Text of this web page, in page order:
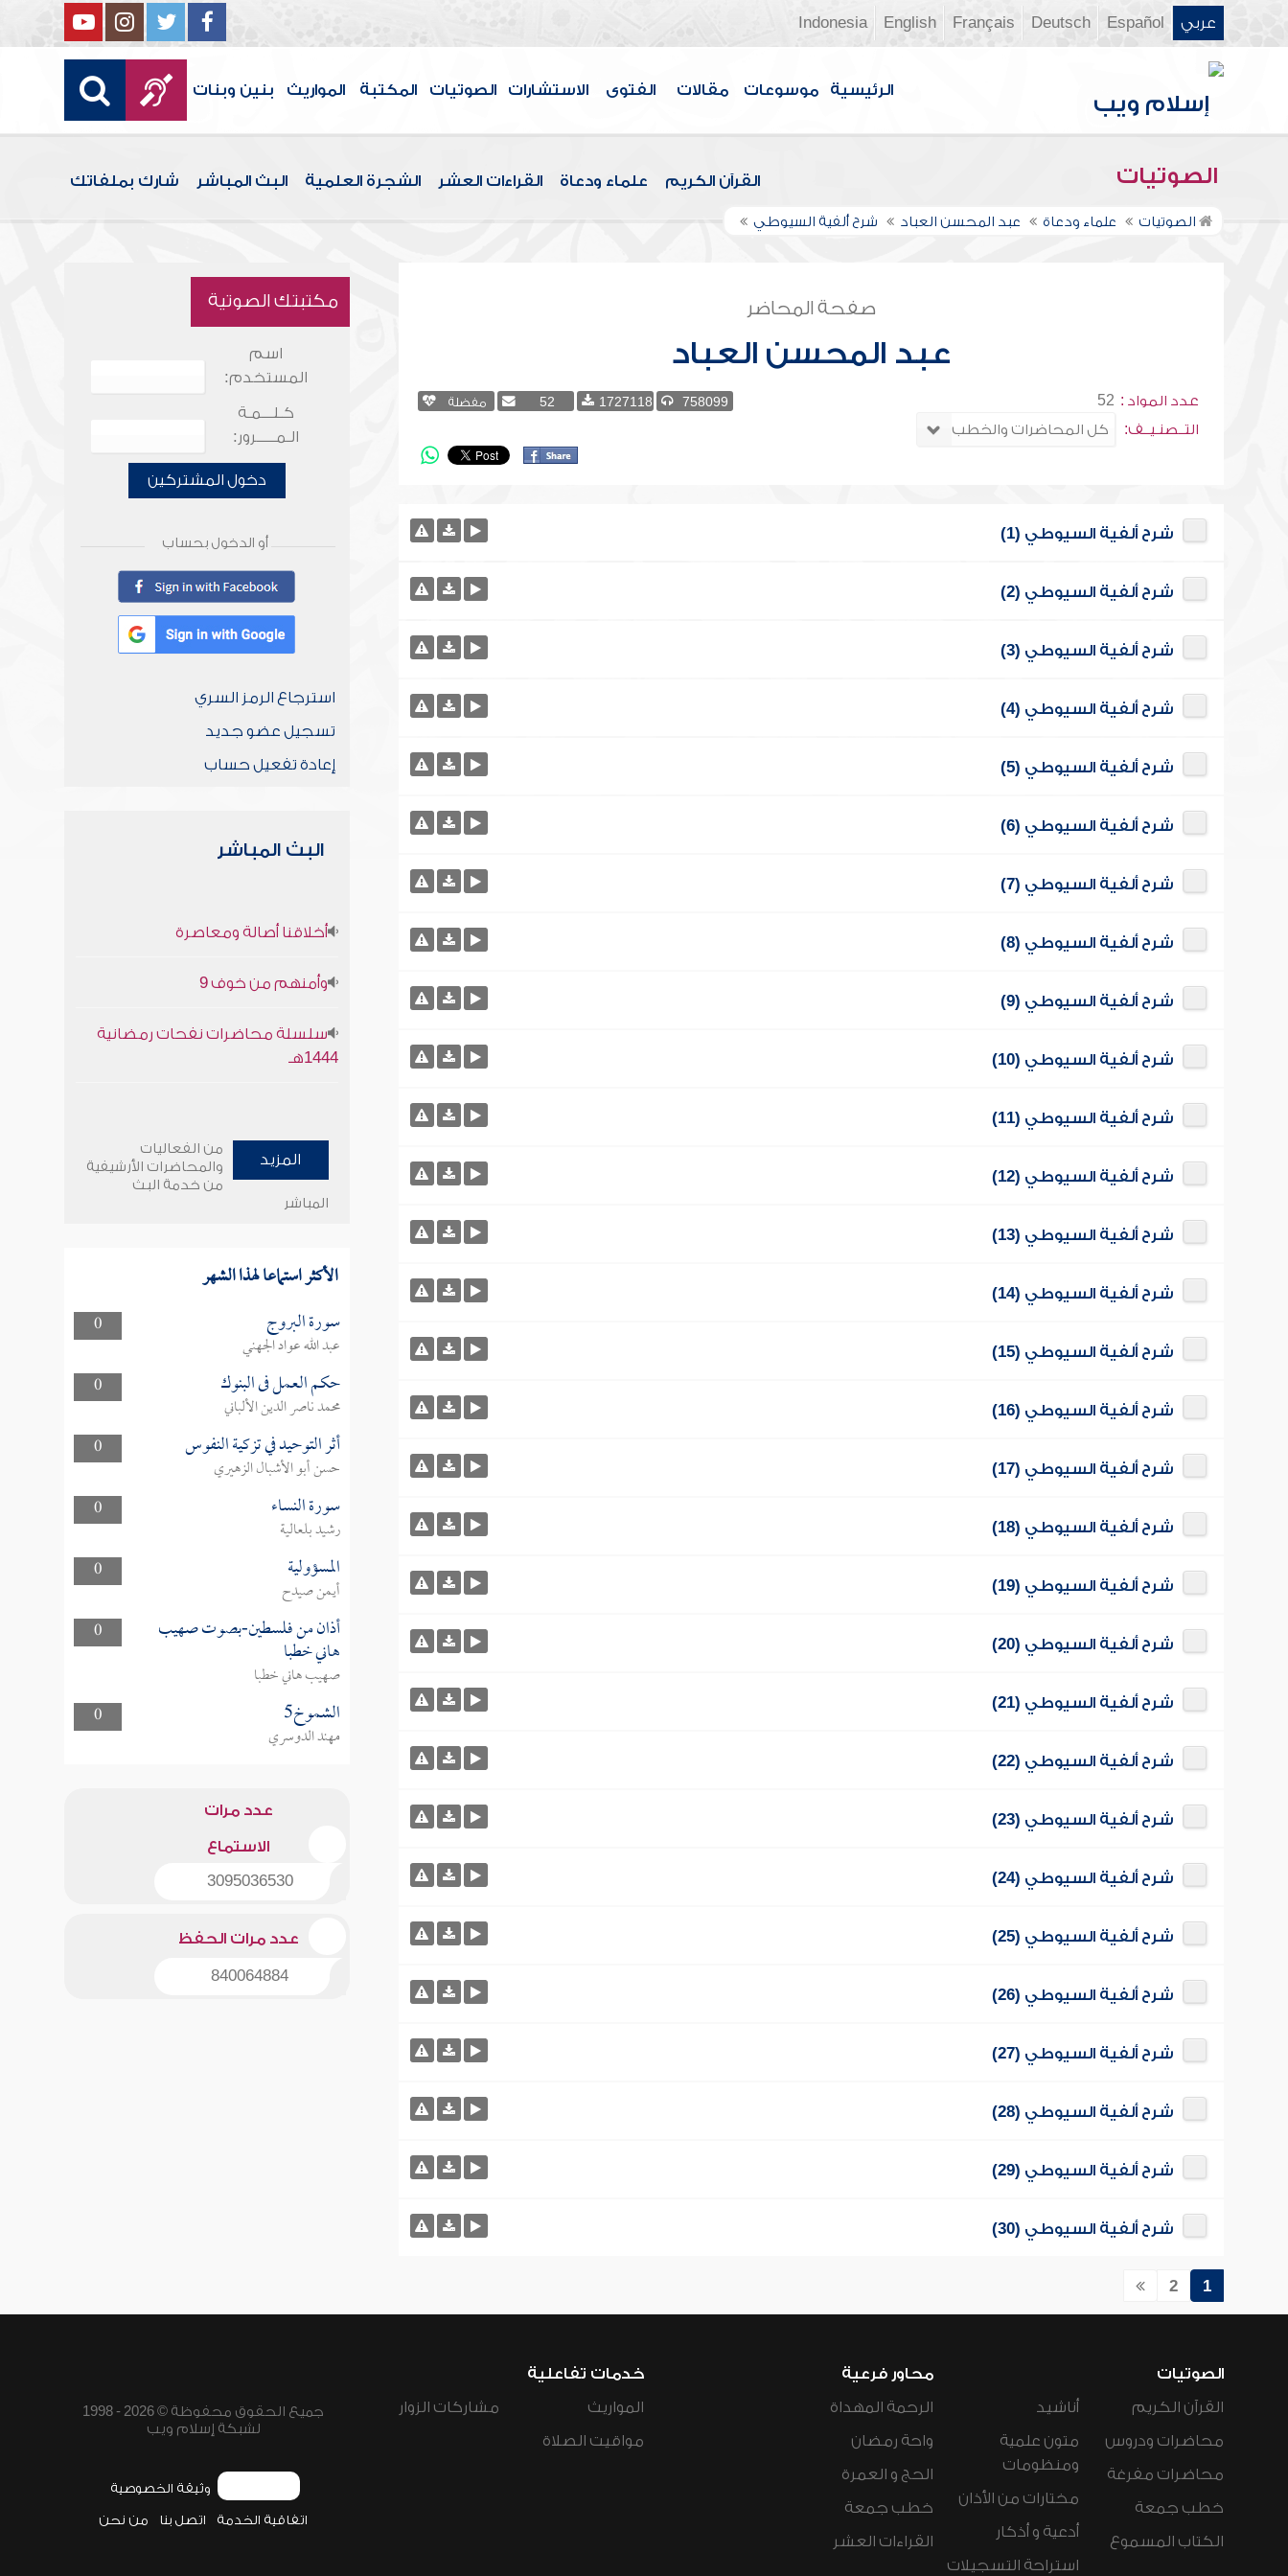
عربي Español
Deutsch
Français
English
Indonesia
الرئيسية موسوعات مقالات الفتوى الاستشارات الصوتيات المكتبة المواريث بنين وبنات
الصوتيات القرآن الكريم علماء ودعاة القراءات العشر الشجرة العلمية البث المباشر شارك بملفاتك
الصوتيات علماء ودعاة عبد المحسن العباد شرح ألفية السيوطي
صفحة المحاضر
عبد المحسن العباد
عدد المواد : 52
التــصنـيــف:
758099
1727118
52 مفضلة
شرح ألفية السيوطي (1)
شرح ألفية السيوطي (2)
شرح ألفية السيوطي (3)
شرح ألفية السيوطي (4)
شرح ألفية السيوطي (5)
شرح ألفية السيوطي (6)
شرح ألفية السيوطي (7)
شرح ألفية السيوطي (8)
شرح ألفية السيوطي (9)
شرح ألفية السيوطي (10)
شرح ألفية السيوطي (11)
شرح ألفية السيوطي (12)
شرح ألفية السيوطي (13)
شرح ألفية السيوطي (14)
شرح ألفية السيوطي (15)
شرح ألفية السيوطي (16)
شرح ألفية السيوطي (17)
شرح ألفية السيوطي (18)
شرح ألفية السيوطي (19)
شرح ألفية السيوطي (20)
شرح ألفية السيوطي (21)
شرح ألفية السيوطي (22)
شرح ألفية السيوطي (23)
شرح ألفية السيوطي (24)
شرح ألفية السيوطي (25)
شرح ألفية السيوطي (26)
شرح ألفية السيوطي (27)
شرح ألفية السيوطي (28)
شرح ألفية السيوطي (29)
شرح ألفية السيوطي (30)
1
2
مكتبتك الصوتية
اسم
المستخدم:
كـلـــمـة
الـمـــــرور:
دخول المشتركين
أو الدخول بحساب
استرجاع الرمز السري
تسجيل عضو جديد
إعادة تفعيل حساب
البث المباشر
أخلاقنا أصالة ومعاصرة
وأمنهم من خوف 9
سلسلة محاضرات نفحات رمضانية
1444هـ
المزيد
من الفعاليات
والمحاضرات الأرشيفية
من خدمة البث
المباشر
الأكثر استماعا لهذا الشهر
0 سورة البروج
عبد الله عواد الجهني
0
حكم العمل فى البنوك
محمد ناصر الدين الألباني
0
أثر التوحيد في تزكية النفوس
حسن أبو الأشبال الزهيري
0
سورة النساء
رشيد بلعالية
0
المسؤولية
أيمن صيدح
0
أذان من فلسطين-بصوت صهيب
هاني خطبا
صهيب هاني خطبا
0
الشموخ5
مهند الدوسري
عدد مرات
الاستماع
3095036530
عدد مرات الحفظ
840064884
الصوتيات
القرآن الكريم
محاضرات ودروس
محاضرات مفرغة
خطب جمعة
الكتاب المسموع
أناشيد
متون علمية
ومنظومات
مختارات من الأذان
أدعية و أذكار
استراحة التسجيلات
محاور فرعية
الرحمة المهداة
واحة رمضان
الحج و العمرة
خطب جمعة
القراءات العشر
خدمات تفاعلية
المواريث
مواقيت الصلاة
مشاركات الزوار
جميع الحقوق محفوظة © 2026 - 1998
لشبكة إسلام ويب
وثيقة الخصوصية
اتفاقية الخدمة اتصل بنا من نحن